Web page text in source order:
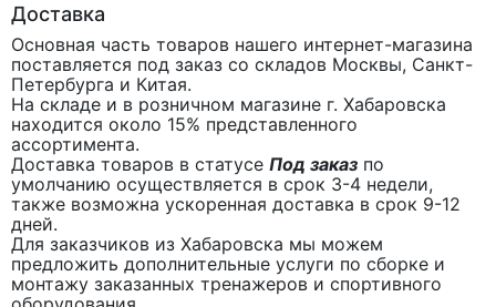
Доставка
Основная часть товаров нашего интернет-магазина
поставляется под заказ со складов Москвы, Санкт-
Петербурга и Китая.
На складе и в розничном магазине г. Хабаровска
находится около 15% представленного
ассортимента.
Доставка товаров в статусе Под заказ по
умолчанию осуществляется в срок 3-4 недели,
также возможна ускоренная доставка в срок 9-12
дней.
Для заказчиков из Хабаровска мы можем
предложить дополнительные услуги по сборке и
монтажу заказанных тренажеров и спортивного